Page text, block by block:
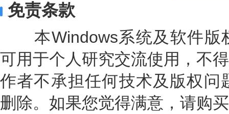
免责条款
本Windows系统及软件版
可用于个人研究交流使用，不
作者不承担任何技术及版权问
删除。如果您觉得满意，请购